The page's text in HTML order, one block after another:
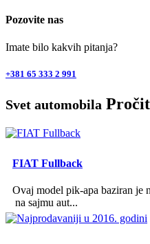
Pozovite nas
Imate bilo kakvih pitanja?
+381 65 333 2 991
Svet automobila
FIAT Fullback
Ovaj model pik-apa baziran
na sajmu aut...